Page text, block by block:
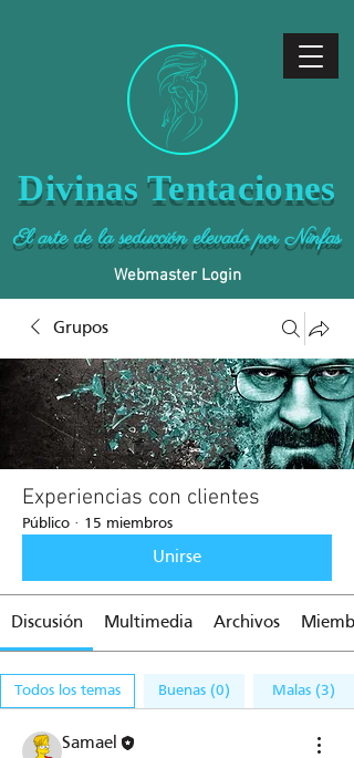
Divinas Tentaciones
El arte de la seducción elevado por Ninfas
Webmaster Login
Grupos
Experiencias con clientes
Público · 15 miembros
Unirse
Discusión Multimedia Archivos
Todos los temas Buenas (0) Malas (3)
Samael